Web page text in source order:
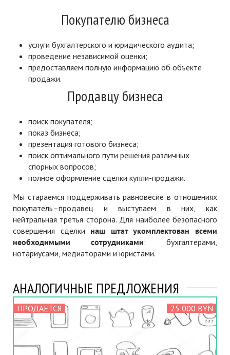
Покупателю бизнеса
услуги бухгалтерского и юридического аудита;
проведение независимой оценки;
предоставляем полную информацию об объекте
продажи.
Продавцу бизнеса
поиск покупателя;
показ бизнеса;
презентация готового бизнеса;
поиск оптимального пути решения различных
спорных вопросов;
полное оформление сделки купли-продажи.
Мы стараемся поддерживать равновесие в отношениях
покупатель–продавец и выступаем в них, как
нейтральная третья сторона. Для наиболее безопасного
совершения сделки наш штат укомплектован всеми
необходимыми сотрудниками: бухгалтерами,
нотариусами, медиаторами и юристами.
АНАЛОГИЧНЫЕ ПРЕДЛОЖЕНИЯ
ПРОДАЕТСЯ 25 000 BYN